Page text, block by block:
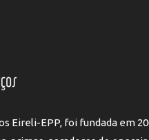
Eireli-EPP, foi fundada em